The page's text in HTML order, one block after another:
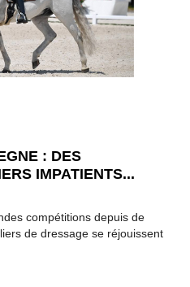
: DES
IMPATIENTS...
compétitions depuis de
de dressage se réjouissent